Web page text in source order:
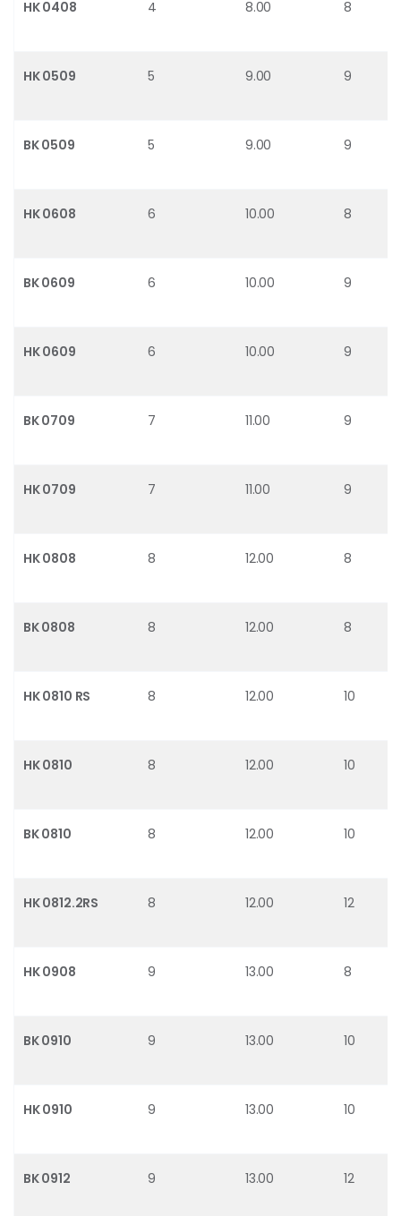
HK 0408 4 8.00 8
HK 0509 5 9.00 9
BK 0509 5 9.00 9
HK 0608 6 10.00 8
BK 0609 6 10.00 9
HK 0609 6 10.00 9
BK 0709 7 11.00 9
HK 0709 7 11.00 9
HK 0808 8 12.00 8
BK 0808 8 12.00 8
HK 0810 RS 8 12.00 10
HK 0810 8 12.00 10
BK 0810 8 12.00 10
HK 0812.2RS 8 12.00 12
HK 0908 9 13.00 8
BK 0910 9 13.00 10
HK 0910 9 13.00 10
BK 0912 9 13.00 12